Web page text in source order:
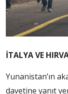
İTALYA VE
Yunanistan’ın
davetine yanıt